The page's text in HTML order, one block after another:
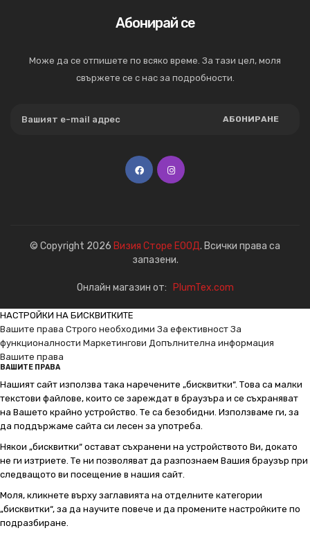
Абонирай се
Може да се отпишете по всяко време. За тази цел, моля
свържете се с нас за подробности.
АБОНИРАНЕ
© Copyright 2026 Визия Сторе ЕООД. Всички права са
запазени.
Онлайн магазин от: PlumTex.com
НАСТРОЙКИ НА БИСКВИТКИТЕ
Вашите права Строго необходими За ефективност За
функционалности Маркетингови Допълнителна информация
Вашите права
ВАШИТЕ ПРАВА
Нашият сайт използва така наречените „бисквитки“. Това са малки
текстови файлове, които се зареждат в браузъра и се съхраняват
на Вашето крайно устройство. Те са безобидни. Използваме ги, за
да поддържаме сайта си лесен за употреба.
Някои „бисквитки“ остават съхранени на устройството Ви, докато
не ги изтриете. Те ни позволяват да разпознаем Вашия браузър при
следващото ви посещение в нашия сайт.
Моля, кликнете върху заглавията на отделните категории
„бисквитки“, за да научите повече и да промените настройките по
подразбиране.